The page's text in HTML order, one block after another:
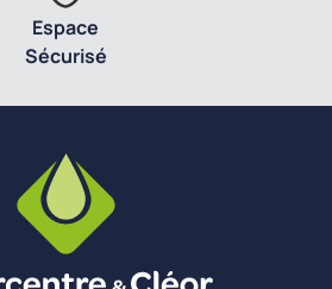
Espace
Sécurisé